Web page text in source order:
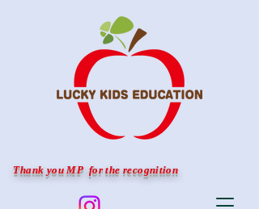
Thank you MP for the recognition